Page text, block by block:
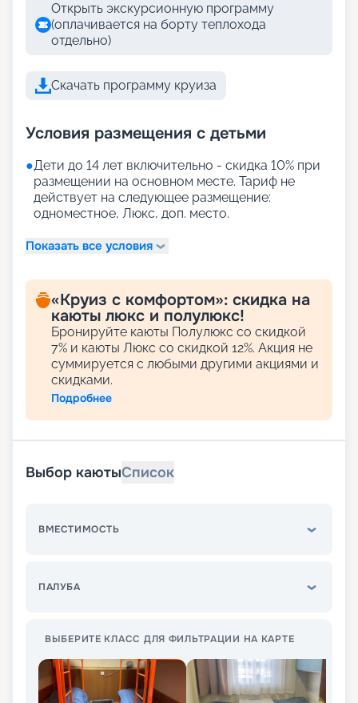
Открыть экскурсионную программу
(оплачивается на борту теплохода
отдельно)
Скачать программу круиза
Условия размещения с детьми
●Дети до 14 лет включительно - скидка 10% при
размещении на основном месте. Тариф не
действует на следующее размещение:
одноместное, Люкс, доп. место.
Показать все условия
«Круиз с комфортом»: скидка на
каюты люкс и полулюкс!
Бронируйте каюты Полулюкс со скидкой
7% и каюты Люкс со скидкой 12%. Акция не
суммируется с любыми другими акциями и
скидками.
Подробнее
Выбор каютыСписок
ВМЕСТИМОСТЬ
ПАЛУБА
ВЫБЕРИТЕ КЛАСС ДЛЯ ФИЛЬТРАЦИИ НА КАРТЕ